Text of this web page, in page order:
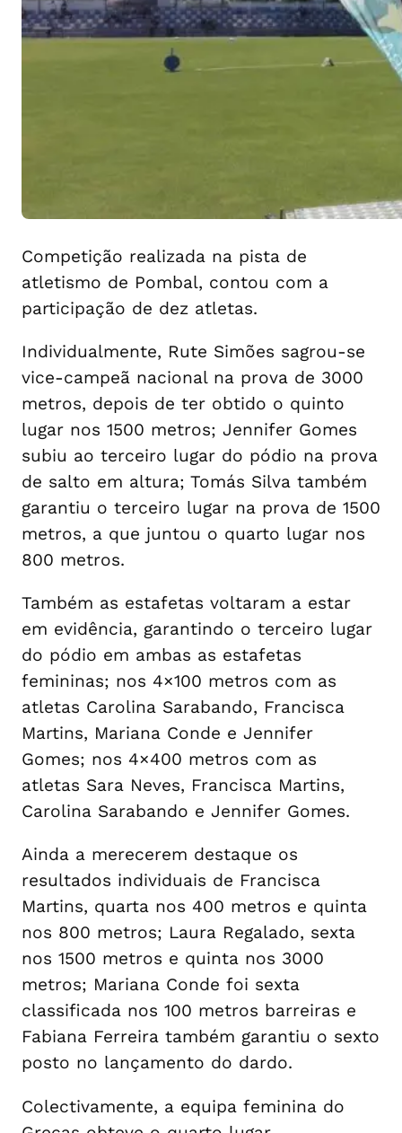
Competição realizada na pista de
atletismo de Pombal, contou com a
participação de dez atletas.
Individualmente, Rute Simões sagrou-se
vice-campeã nacional na prova de 3000
metros, depois de ter obtido o quinto
lugar nos 1500 metros; Jennifer Gomes
subiu ao terceiro lugar do pódio na prova
de salto em altura; Tomás Silva também
garantiu o terceiro lugar na prova de 1500
metros, a que juntou o quarto lugar nos
800 metros.
Também as estafetas voltaram a estar
em evidência, garantindo o terceiro lugar
do pódio em ambas as estafetas
femininas; nos 4×100 metros com as
atletas Carolina Sarabando, Francisca
Martins, Mariana Conde e Jennifer
Gomes; nos 4×400 metros com as
atletas Sara Neves, Francisca Martins,
Carolina Sarabando e Jennifer Gomes.
Ainda a merecerem destaque os
resultados individuais de Francisca
Martins, quarta nos 400 metros e quinta
nos 800 metros; Laura Regalado, sexta
nos 1500 metros e quinta nos 3000
metros; Mariana Conde foi sexta
classificada nos 100 metros barreiras e
Fabiana Ferreira também garantiu o sexto
posto no lançamento do dardo.
Colectivamente, a equipa feminina do